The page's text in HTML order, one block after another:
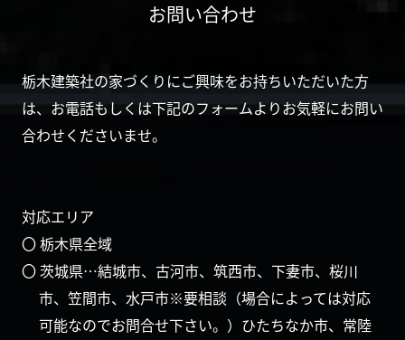
お問い合わせ
栃木建築社の家づくりにご興味をお持ちいただいた方
は、お電話もしくは下記のフォームよりお気軽にお問い
合わせくださいませ。
対応エリア
〇 栃木県全域
〇 茨城県…結城市、古河市、筑西市、下妻市、桜川
市、笠間市、水戸市※要相談（場合によっては対応
可能なのでお問合せ下さい。）ひたちなか市、常陸